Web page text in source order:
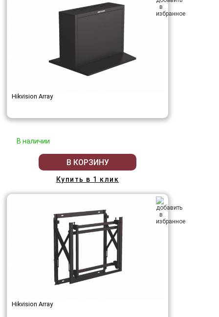
Hikvision Array
В наличии
В КОРЗИНУ
Купить в 1 клик
Hikvision Array